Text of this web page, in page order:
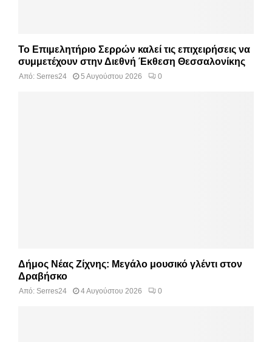
Το Επιμελητήριο Σερρών καλεί τις επιχειρήσεις να
συμμετέχουν στην Διεθνή Έκθεση Θεσσαλονίκης
Από: Serres24 5 Αυγούστου 2026 0
Δήμος Νέας Ζίχνης: Μεγάλο μουσικό γλέντι στον
Δραβήσκο
Από: Serres24 4 Αυγούστου 2026 0